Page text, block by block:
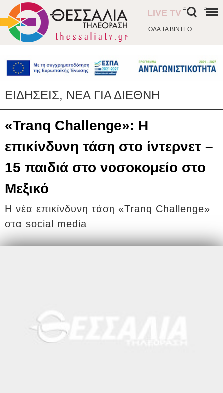
ΟΛΑ ΤΑ ΒΙΝΤΕΟ
LIVE TV
- -
ΕΙΔΗΣΕΙΣ, ΝΕΑ ΓΙΑ ΔΙΕΘΝΗ
«Tranq Challenge»: Η
επικίνδυνη τάση στο ίντερνετ –
15 παιδιά στο νοσοκομείο στο
Μεξικό
Η νέα επικίνδυνη τάση «Tranq Challenge»
στα social media